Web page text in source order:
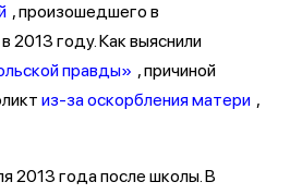
, произошедшего в
2013 году. Как выяснили
правды» , причиной
из-за оскорбления матери ,
2013 года после школы. В